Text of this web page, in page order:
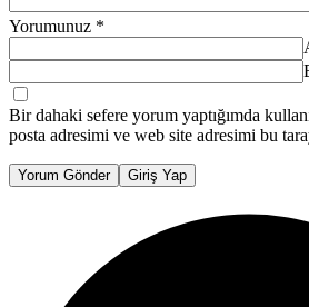
Yorumunuz *
Bir dahaki sefere yorum yaptığımda
posta adresimi ve web site adresimi bu
Yorum Gönder Giriş Yap